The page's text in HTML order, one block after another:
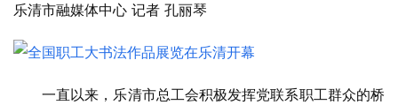
乐清市融媒体中心 记者 孔丽琴
一直以来，乐清市总工会积极发挥党联系职工群众的桥